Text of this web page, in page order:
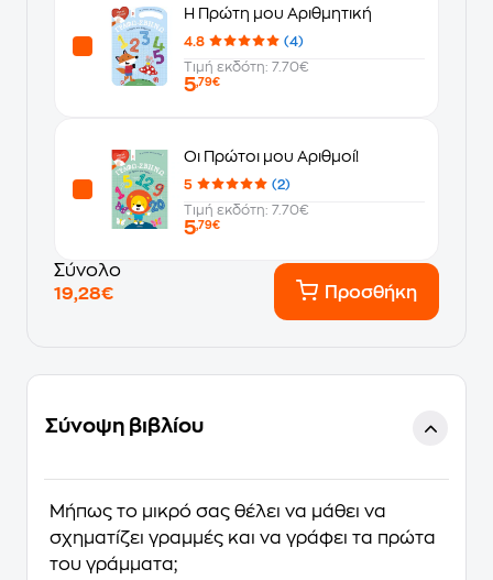
Η Πρώτη μου Αριθμητική
4.8
(4)
Τιμή εκδότη: 7.70€
5,79€
Οι Πρώτοι μου Αριθμοί!
5
(2)
Τιμή εκδότη: 7.70€
5,79€
Σύνολο
19,28€
Προσθήκη
Σύνοψη βιβλίου
Μήπως το μικρό σας θέλει να μάθει να
σχηματίζει γραμμές και να γράφει τα πρώτα
του γράμματα;